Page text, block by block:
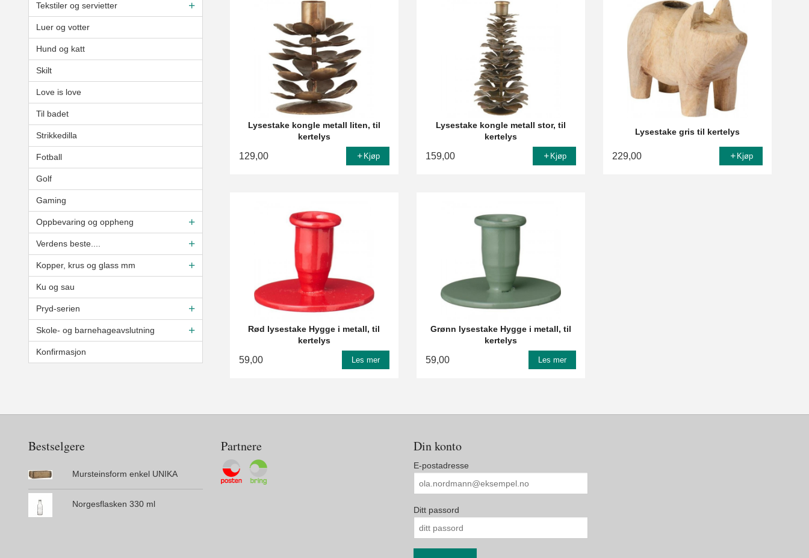
Tekstiler og servietter
Luer og votter
Hund og katt
Skilt
Love is love
Til badet
Strikkedilla
Fotball
Golf
Gaming
Oppbevaring og oppheng
Verdens beste....
Kopper, krus og glass mm
Ku og sau
Pryd-serien
Skole- og barnehageavslutning
Konfirmasjon
Lysestake kongle metall liten, til
kertelys
129,00 Kjøp
Lysestake kongle metall stor, til
kertelys
159,00 Kjøp
Lysestake gris til kertelys
229,00 Kjøp
Rød lysestake Hygge i metall, til
kertelys
59,00 Les mer
Grønn lysestake Hygge i metall, til
kertelys
59,00 Les mer
Bestselgere
Mursteinsform enkel UNIKA
Norgesflasken 330 ml
Partnere Din konto
E-postadresse
Ditt passord